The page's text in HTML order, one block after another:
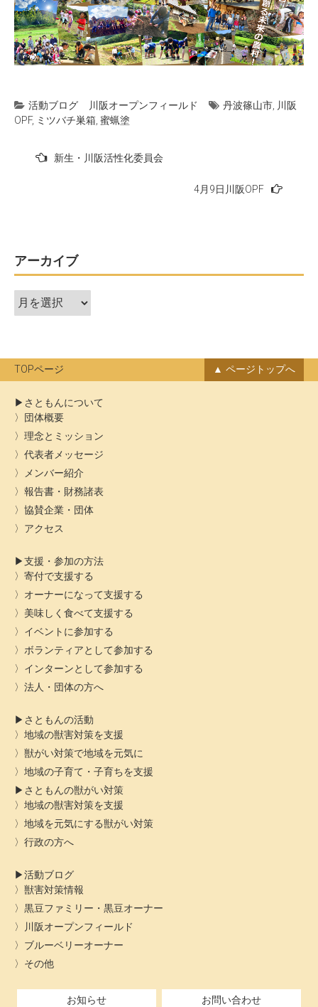
活動ブログ 川阪オープンフィールド 丹波篠山市, 川阪
OPF, ミツバチ巣箱, 蜜蝋塗
ー
シ
ョ
新生・川阪活性化委員会
4月9日川阪OPF
アーカイブ
ア
ー
ブ
TOPページ ページトップへ
さともんについて
団体概要
理念とミッション
代表者メッセージ
メンバー紹介
報告書・財務諸表
協賛企業・団体
アクセス
支援・参加の方法
寄付で支援する
オーナーになって支援する
美味しく食べて支援する
イベントに参加する
ボランティアとして参加する
インターンとして参加する
法人・団体の方へ
さともんの活動
地域の獣害対策を支援
獣がい対策で地域を元気に
地域の子育て・子育ちを支援
さともんの獣がい対策
地域の獣害対策を支援
地域を元気にする獣がい対策
行政の方へ
活動ブログ
獣害対策情報
黒豆ファミリー・黒豆オーナー
川阪オープンフィールド
ブルーベリーオーナー
その他
お知らせ お問い合わせ